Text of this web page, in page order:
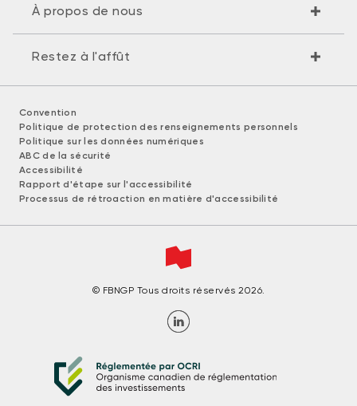
À propos de nous
Restez à l'affût
Convention
Politique de protection des renseignements personnels
Politique sur les données numériques
ABC de la sécurité
Accessibilité
Rapport d'étape sur l'accessibilité
Processus de rétroaction en matière d'accessibilité
© FBNGP Tous droits réservés 2026.